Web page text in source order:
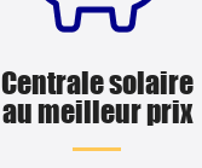
Centrale solaire
au meilleur prix